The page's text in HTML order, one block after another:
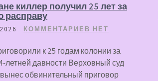
киллер получил 25 лет за
расправу
КОММЕНТАРИЕВ НЕТ
к 25 годам колонии за
летней давности Верховный суд
обвинительный приговор